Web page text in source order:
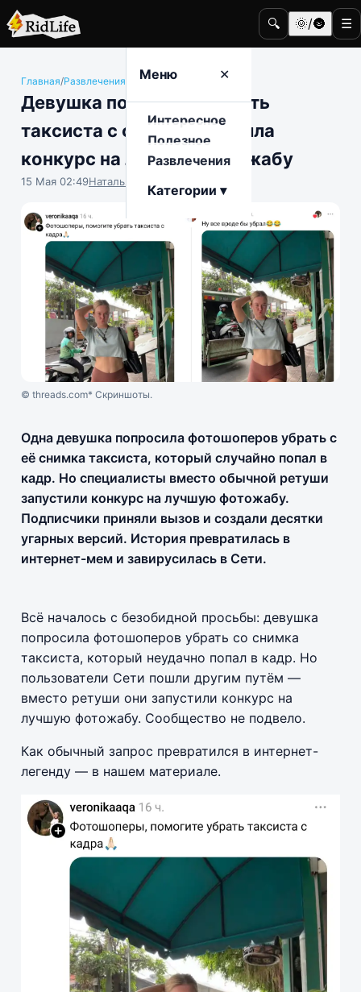
🔍 🌞/🌚 ☰
Меню ✕
Интересное
Полезное
Развлечения
Категории ▾
Главная/Развлечения Интернет и мемы
Девушка попросила убрать
таксиста с фото, а получила
конкурс на лучшую фотожабу
15 Мая 02:49Наталья Герасимова
© threads.com* Скриншоты.
Одна девушка попросила фотошоперов убрать с
её снимка таксиста, который случайно попал в
кадр. Но специалисты вместо обычной ретуши
запустили конкурс на лучшую фотожабу.
Подписчики приняли вызов и создали десятки
угарных версий. История превратилась в
интернет-мем и завирусилась в Сети.
Всё началось с безобидной просьбы: девушка
попросила фотошоперов убрать со снимка
таксиста, который неудачно попал в кадр. Но
пользователи Сети пошли другим путём —
вместо ретуши они запустили конкурс на
лучшую фотожабу. Сообщество не подвело.
Как обычный запрос превратился в интернет-
легенду — в нашем материале.